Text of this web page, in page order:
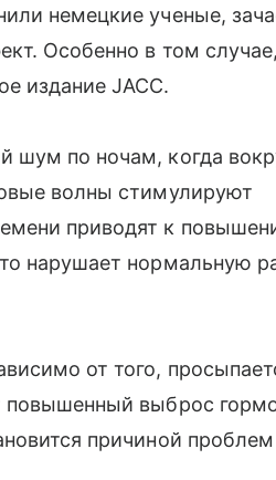
немецкие ученые,
Особенно в том
издание JACC.
шум по ночам, когда
волны стимулируют
приводят к
нарушает нормальную
от того,
повышенный выброс
причиной проблем